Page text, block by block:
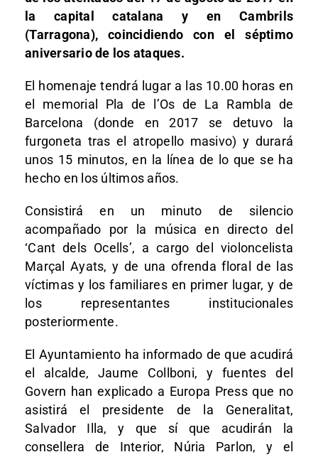
la capital catalana y en Cambrils
(Tarragona), coincidiendo con el séptimo
aniversario de los ataques.
El homenaje tendrá lugar a las 10.00 horas en
el memorial Pla de l’Os de La Rambla de
Barcelona (donde en 2017 se detuvo la
furgoneta tras el atropello masivo) y durará
unos 15 minutos, en la línea de lo que se ha
hecho en los últimos años.
Consistirá en un minuto de silencio
acompañado por la música en directo del
‘Cant dels Ocells’, a cargo del violoncelista
Marçal Ayats, y de una ofrenda floral de las
víctimas y los familiares en primer lugar, y de
los representantes institucionales
posteriormente.
El Ayuntamiento ha informado de que acudirá
el alcalde, Jaume Collboni, y fuentes del
Govern han explicado a Europa Press que no
asistirá el presidente de la Generalitat,
Salvador Illa, y que sí que acudirán la
consellera de Interior, Núria Parlon, y el